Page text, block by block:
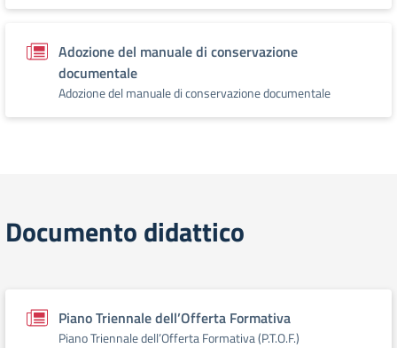
Adozione del manuale di conservazione
documentale
Adozione del manuale di conservazione documentale
Documento didattico
Piano Triennale dell’Offerta Formativa
Piano Triennale dell’Offerta Formativa (P.T.O.F.)